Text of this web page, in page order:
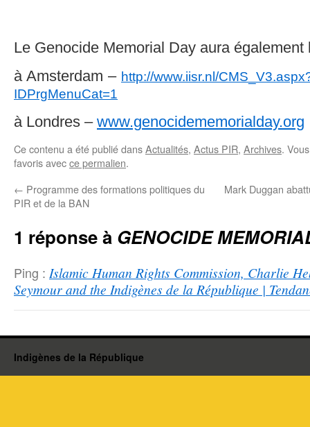
Le Genocide Memorial Day aura également
à Amsterdam – http://www.iisr.nl/CMS_V3.
IDPrgMenuCat=1
à Londres – www.genocidememorialday.org
Ce contenu a été publié dansActualités, Actus PIR, Archives.
favoris avecce permalien.
← Programme des formations politiques du
PIR et de la BAN
Mark Duggan
1 réponse à GENOCIDE
Ping : Islamic Human Rights Commission, Charlie
Seymour and the Indigènes de la République |
Indigènes de la République